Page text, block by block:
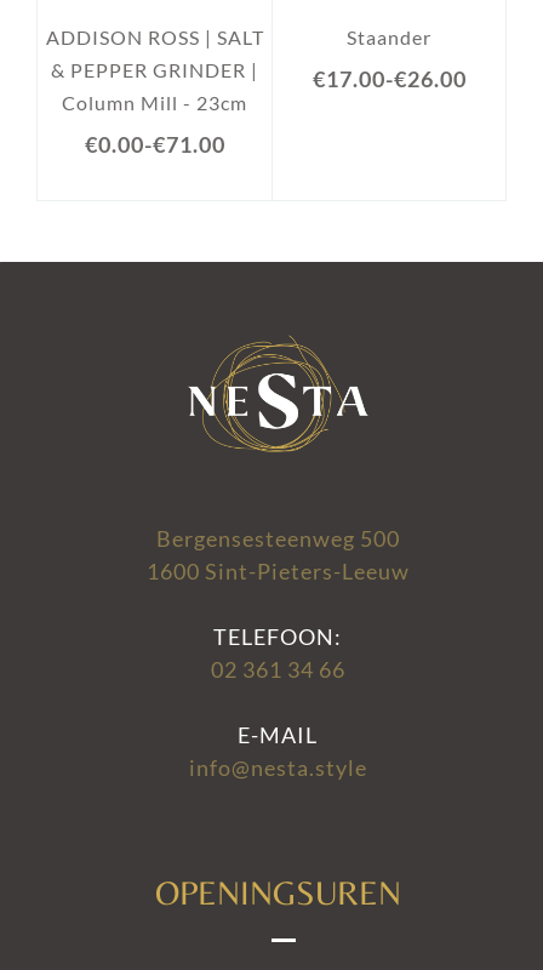
ADDISON ROSS | SALT
& PEPPER GRINDER |
Column Mill - 23cm
€0.00-€71.00
Staander
€17.00-€26.00
Bergensesteenweg 500
1600 Sint-Pieters-Leeuw
TELEFOON:
02 361 34 66
E-MAIL
info@nesta.style
OPENINGSUREN